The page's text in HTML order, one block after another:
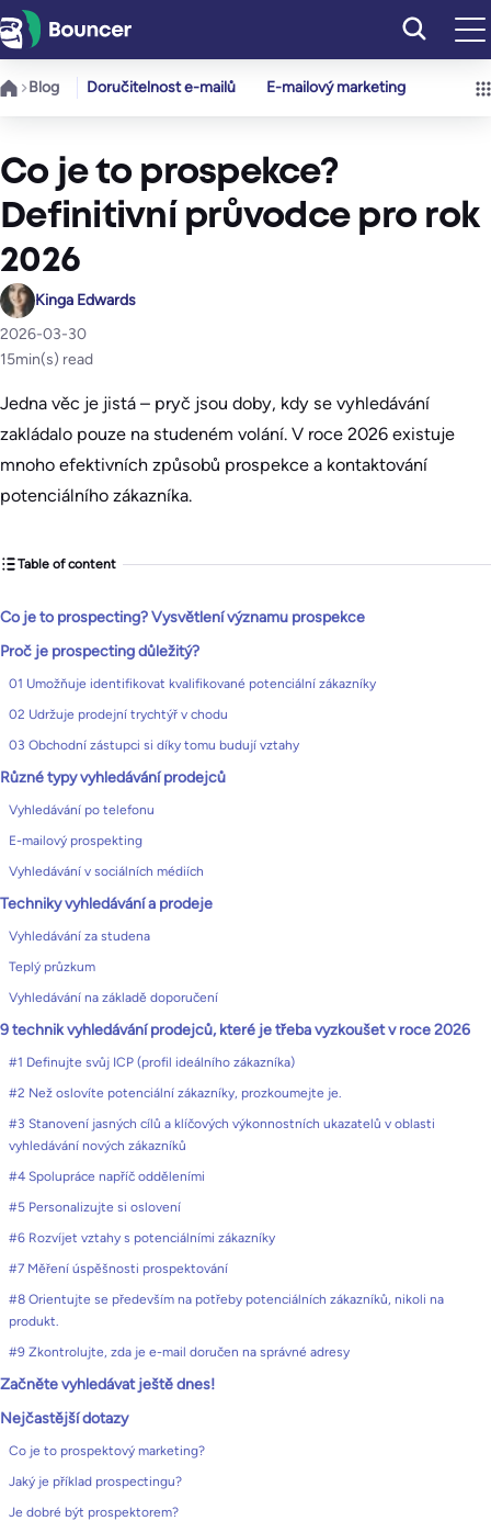
Přeskočit
na
obsah
Blog Doručitelnost e-mailů E-mailový marketing
Co je to prospekce?
Definitivní průvodce pro rok
2026
Kinga Edwards
2026-03-30
15min(s) read
Jedna věc je jistá – pryč jsou doby, kdy se vyhledávání
zakládalo pouze na studeném volání. V roce 2026 existuje
mnoho efektivních způsobů prospekce a kontaktování
potenciálního zákazníka.
Table of content
Co je to prospecting? Vysvětlení významu prospekce
Proč je prospecting důležitý?
01 Umožňuje identifikovat kvalifikované potenciální zákazníky
02 Udržuje prodejní trychtýř v chodu
03 Obchodní zástupci si díky tomu budují vztahy
Různé typy vyhledávání prodejců
Vyhledávání po telefonu
E-mailový prospekting
Vyhledávání v sociálních médiích
Techniky vyhledávání a prodeje
Vyhledávání za studena
Teplý průzkum
Vyhledávání na základě doporučení
9 technik vyhledávání prodejců, které je třeba vyzkoušet v roce 2026
#1 Definujte svůj ICP (profil ideálního zákazníka)
#2 Než oslovíte potenciální zákazníky, prozkoumejte je.
#3 Stanovení jasných cílů a klíčových výkonnostních ukazatelů v oblasti
vyhledávání nových zákazníků
#4 Spolupráce napříč odděleními
#5 Personalizujte si oslovení
#6 Rozvíjet vztahy s potenciálními zákazníky
#7 Měření úspěšnosti prospektování
#8 Orientujte se především na potřeby potenciálních zákazníků, nikoli na
produkt.
#9 Zkontrolujte, zda je e-mail doručen na správné adresy
Začněte vyhledávat ještě dnes!
Nejčastější dotazy
Co je to prospektový marketing?
Jaký je příklad prospectingu?
Je dobré být prospektorem?